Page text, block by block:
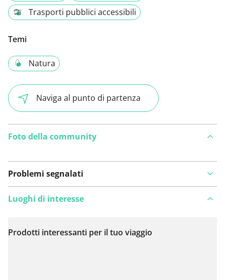
Trasporti pubblici accessibili
Temi
Natura
Naviga al punto di partenza
Foto della community
Problemi segnalati
Visualizza sulla mappa
Luoghi di interesse
Prodotti interessanti per il tuo viaggio